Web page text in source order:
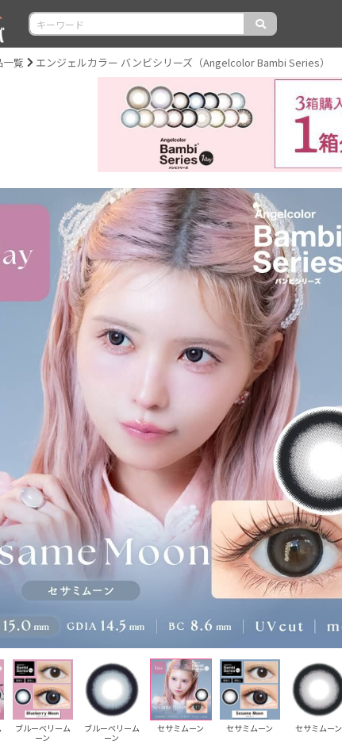
一覧 エンジェルカラー バンビシリーズ（Angelcolor Bambi Series）
ブルーベリーム
ーン
ブルーベリーム
ーン
セサミムーン セサミムーン セサミムーン